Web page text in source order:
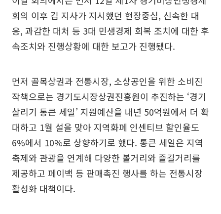
회의 이후 김 지사가 지시했던 현장중심, 신속한 대
응, 과감한 대처 등 3대 민생경제 회복 조치에 대한 후
속조치와 진행상황에 대한 보고가 진행됐다.
먼저 골목상권과 전통시장, 소상공인을 위한 소비진
작책으로는 경기도시장상권진흥원이 추진하는 ‘경기
살리기 통큰 세일’ 지원예산을 내년 50억원에서 더 확
대하고 1월 설을 맞아 지역화폐 인센티브 할인율도
6%에서 10%로 상향하기로 했다. 통큰 세일은 지역
축제와 관광을 연계해 다양한 볼거리와 즐길거리를
제공하고 페이백 등 판매촉진 행사를 하는 전통시장
활성화 대책이다.